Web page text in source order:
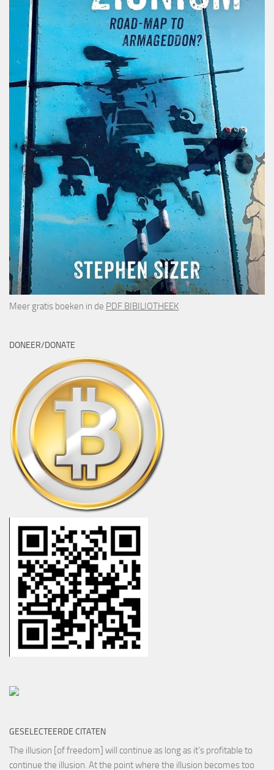
Meer gratis boeken in de PDF BIBILIOTHEEK
DONEER/DONATE
GESELECTEERDE CITATEN
The illusion [of freedom] will continue as long as it’s profitable to
continue the illusion. At the point where the illusion becomes too